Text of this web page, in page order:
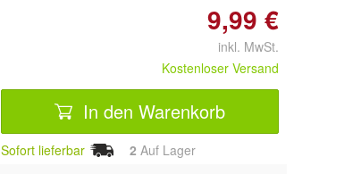
9,99 €
inkl. MwSt.
Kostenloser Versand
In den Warenkorb
Sofort lieferbar 2 Auf Lager